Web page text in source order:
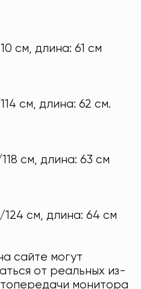
см, длина: 61 см
см, длина: 62 см.
см, длина: 63 см
см, длина: 64 см
сайте могут
от реальных из-
монитора